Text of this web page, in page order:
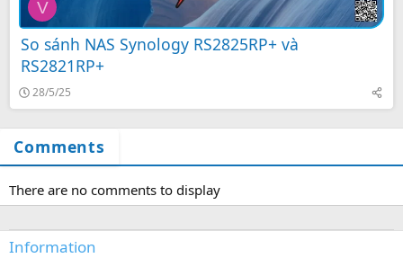
V
So sánh NAS Synology RS2825RP+ và
RS2821RP+
28/5/25
Comments
There are no comments to display
Information